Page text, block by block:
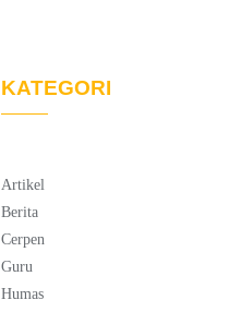
KATEGORI
Artikel
Berita
Cerpen
Guru
Humas